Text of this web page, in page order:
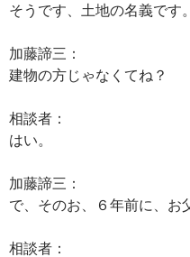
そうです、土地の名義です。
加藤諦三：
建物の方じゃなくてね？
相談者：
はい。
加藤諦三：
で、そのお、６年前に、お
相談者：